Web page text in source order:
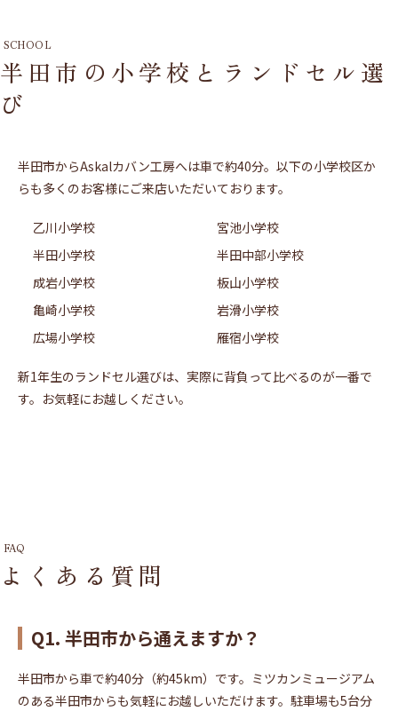
SCHOOL
半田市の小学校とランドセル選
び
半田市からAskalカバン工房へは車で約40分。以下の小学校区か
らも多くのお客様にご来店いただいております。
乙川小学校
半田小学校
成岩小学校
亀崎小学校
広場小学校
宮池小学校
半田中部小学校
板山小学校
岩滑小学校
雁宿小学校
新1年生のランドセル選びは、実際に背負って比べるのが一番で
す。お気軽にお越しください。
FAQ
よくある質問
Q1. 半田市から通えますか？
半田市から車で約40分（約45km）です。ミツカンミュージアム
のある半田市からも気軽にお越しいただけます。駐車場も5台分